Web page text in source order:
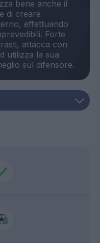
bene anche il
di creare
effettuando
Forte
attacca con
utilizza la sua